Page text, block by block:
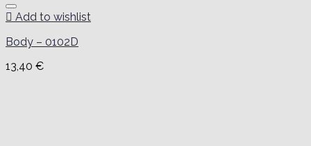
Add to wishlist
Body – 0102D
13,40 €